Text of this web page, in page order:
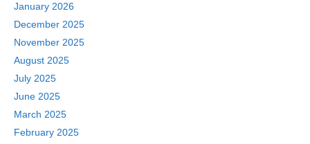
January 2026
December 2025
November 2025
August 2025
July 2025
June 2025
March 2025
February 2025